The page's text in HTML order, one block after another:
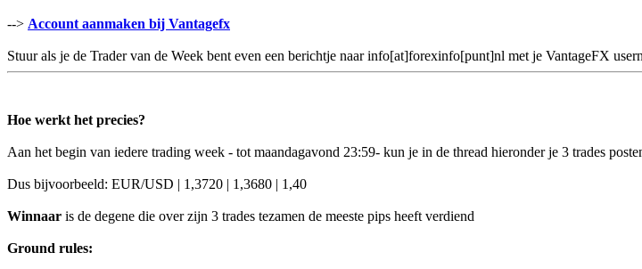
--> Account aanmaken bij Vantagefx
Stuur als je de Trader van de Week bent even een berichtje naar info[at]forexinfo[punt]nl met je VantageFX
Hoe werkt het precies?
Aan het begin van iedere trading week - tot maandagavond 23:59- kun je in de thread hieronder je 3 trades
Dus bijvoorbeeld: EUR/USD | 1,3720 | 1,3680 | 1,40
Winnaar is de degene die over zijn 3 trades tezamen de meeste pips heeft verdiend
Ground rules: